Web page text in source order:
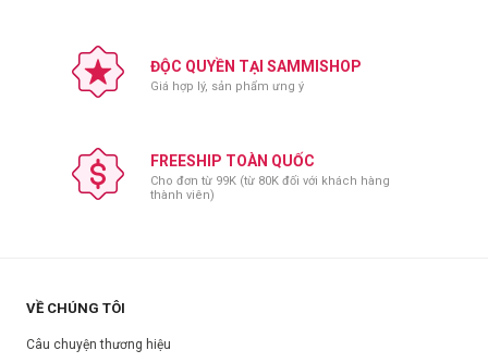
ĐỘC QUYỀN TẠI SAMMISHOP
Giá hợp lý, sản phẩm ưng ý
FREESHIP TOÀN QUỐC
Cho đơn từ 99K (từ 80K đối với khách hàng
thành viên)
VỀ CHÚNG TÔI
Câu chuyện thương hiệu